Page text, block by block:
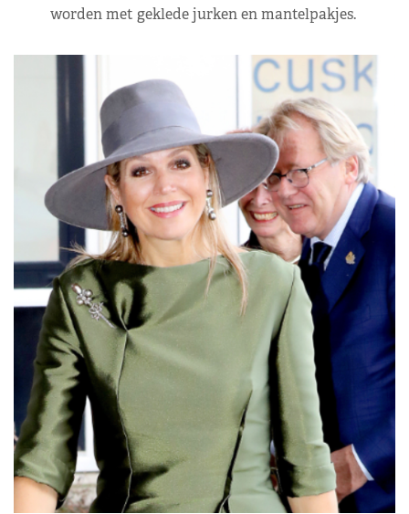
worden met geklede jurken en mantelpakjes.